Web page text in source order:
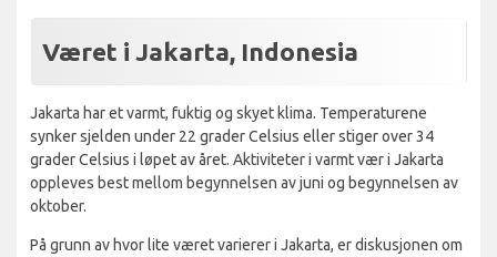
Været i Jakarta, Indonesia
Jakarta har et varmt, fuktig og skyet klima. Temperaturene
synker sjelden under 22 grader Celsius eller stiger over 34
grader Celsius i løpet av året. Aktiviteter i varmt vær i Jakarta
oppleves best mellom begynnelsen av juni og begynnelsen av
oktober.
På grunn av hvor lite været varierer i Jakarta, er diskusjonen om